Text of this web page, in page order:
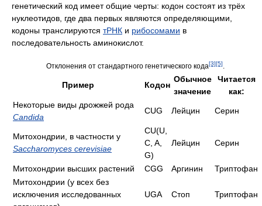
генетический код имеет общие черты: кодон состоят из трёх
нуклеотидов, где два первых являются определяющими,
кодоны транслируются тРНК и рибосомами в
последовательность аминокислот.
Отклонения от стандартного генетического кода[3][5]
Пример Кодон
Обычное
значение
Читается
как:
Некоторые виды дрожжей рода
Candida
CUG Лейцин Серин
Митохондрии, в частности у
Saccharomyces cerevisiae
CU(U,
C, A,
G)
Лейцин Серин
Митохондрии высших растений CGG Аргинин
Триптофан
Митохондрии (у всех без
исключения исследованных
UGA Стоп Триптофан